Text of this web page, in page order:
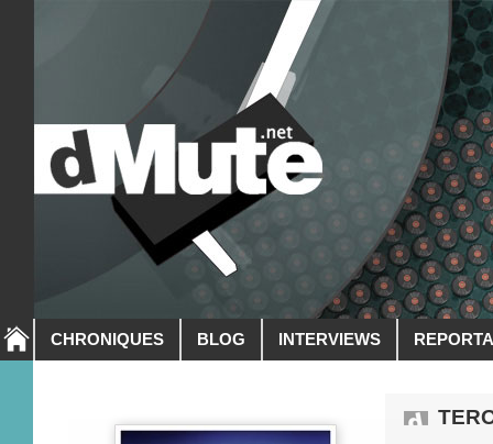
CHRONIQUES BLOG INTERVIEWS